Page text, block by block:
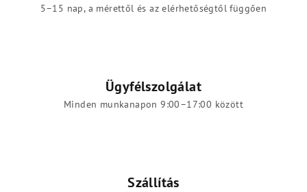
5–15 nap, a mérettől és az elérhetőségtől függően
Ügyfélszolgálat
Minden munkanapon 9:00–17:00 között
Szállítás